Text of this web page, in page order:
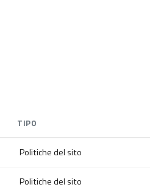
TIPO
Politiche del sito
Politiche del sito